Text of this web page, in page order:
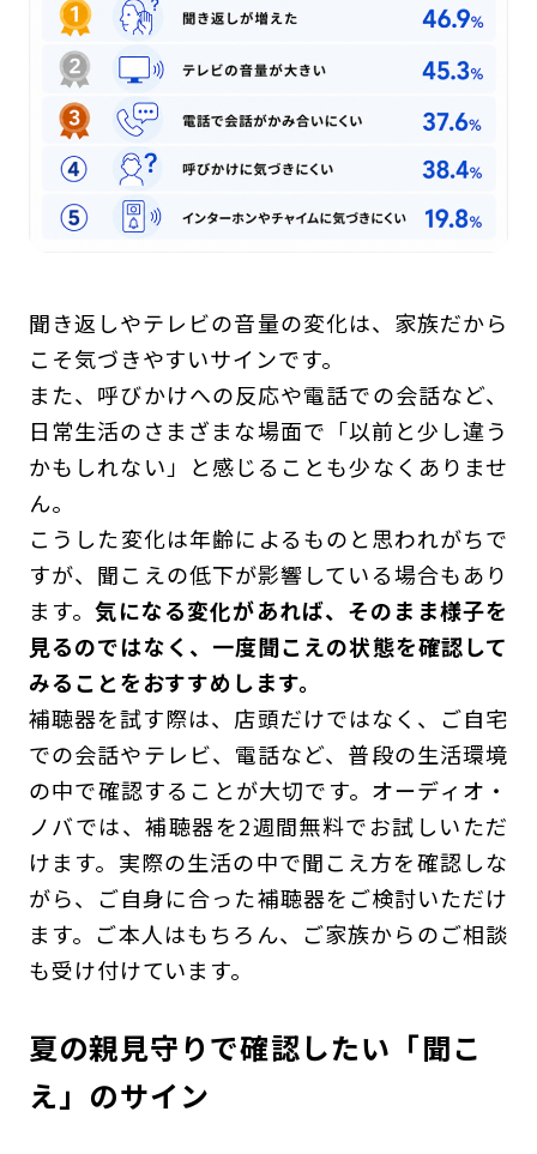
聞き返しやテレビの音量の変化は、家族だから
こそ気づきやすいサインです。
また、呼びかけへの反応や電話での会話など、
日常生活のさまざまな場面で「以前と少し違う
かもしれない」と感じることも少なくありませ
ん。
こうした変化は年齢によるものと思われがちで
すが、聞こえの低下が影響している場合もあり
ます。気になる変化があれば、そのまま様子を
見るのではなく、一度聞こえの状態を確認して
みることをおすすめします。
補聴器を試す際は、店頭だけではなく、ご自宅
での会話やテレビ、電話など、普段の生活環境
の中で確認することが大切です。オーディオ・
ノバでは、補聴器を2週間無料でお試しいただ
けます。実際の生活の中で聞こえ方を確認しな
がら、ご自身に合った補聴器をご検討いただけ
ます。ご本人はもちろん、ご家族からのご相談
も受け付けています。
夏の親見守りで確認したい「聞こ
え」のサイン